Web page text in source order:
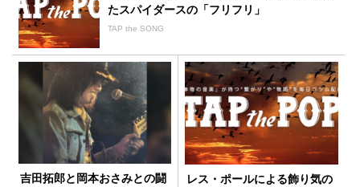
たスパイダースの「フリフリ」
TAP the SONG
吉田拓郎と岡本おさみとの闘
レス・ポールによる飾り気の